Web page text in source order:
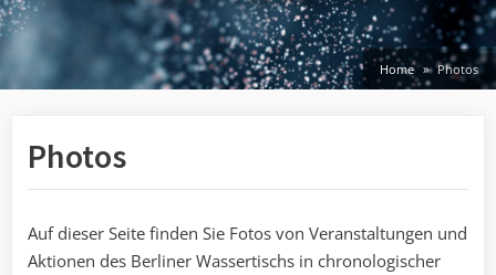
Home Photos
Photos
Auf dieser Seite finden Sie Fotos von Veranstaltungen und
Aktionen des Berliner Wassertischs in chronologischer